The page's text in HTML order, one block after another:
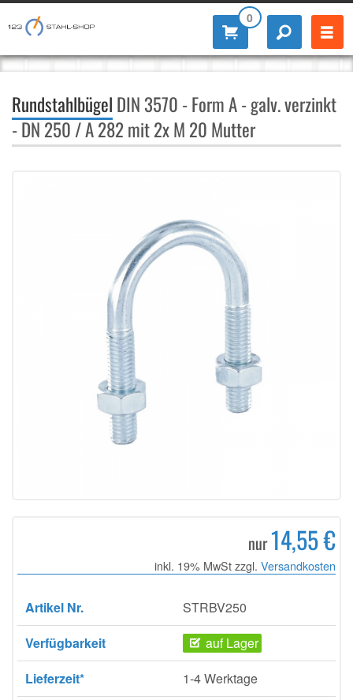
0
Rundstahlbügel DIN 3570 - Form A - galv. verzinkt
- DN 250 / A 282 mit 2x M 20 Mutter
nur14,55 €
inkl. 19% MwSt zzgl. Versandkosten
Artikel Nr.
STRBV250
Verfügbarkeit
auf Lager
Lieferzeit*
1-4 Werktage